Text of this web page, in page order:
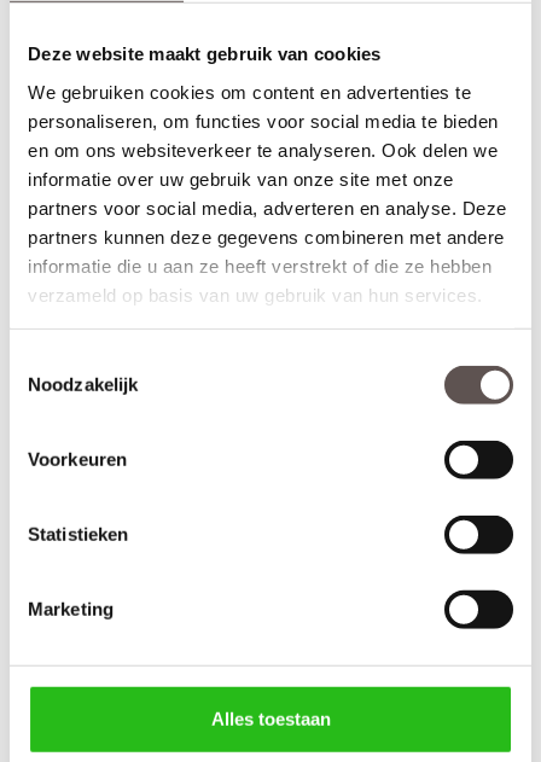
Deze website maakt gebruik van cookies
We gebruiken cookies om content en advertenties te
personaliseren, om functies voor social media te bieden
en om ons websiteverkeer te analyseren. Ook delen we
informatie over uw gebruik van onze site met onze
partners voor social media, adverteren en analyse. Deze
partners kunnen deze gegevens combineren met andere
informatie die u aan ze heeft verstrekt of die ze hebben
verzameld op basis van uw gebruik van hun services.
Noodzakelijk
Voorkeuren
Statistieken
Marketing
Alles toestaan
Afwerking: Grondverf RAL9010
Inkortmogelijkheden stomp: Onderzijde 60 mm, zijstijlen en
Deur samenstellen
Terug